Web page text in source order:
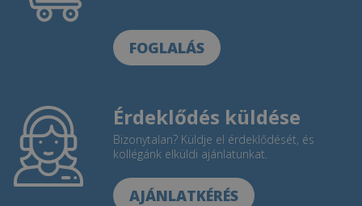
FOGLALÁS
Érdeklődés küldése
Bizonytalan? Küldje el érdeklődését, és
kollégánk elküldi ajánlatunkat.
AJÁNLATKÉRÉS